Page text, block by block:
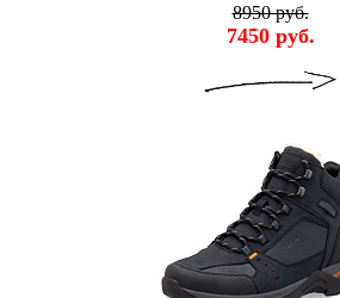
8950 руб.
7450 руб.